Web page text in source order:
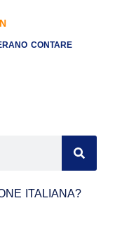
CONTARE